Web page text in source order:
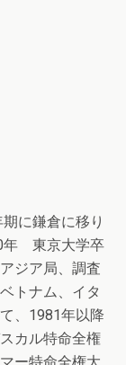
に鎌倉に移り
年 東京大学卒
ジア局、調査
トナム、イタ
、1981年以降
カル特命全権